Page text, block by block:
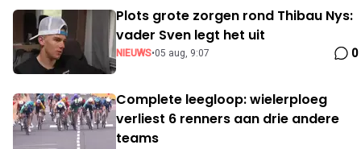
Plots grote zorgen rond Thibau Nys:
vader Sven legt het uit
NIEUWS•05 aug, 9:07 0
Complete leegloop: wielerploeg
verliest 6 renners aan drie andere
teams